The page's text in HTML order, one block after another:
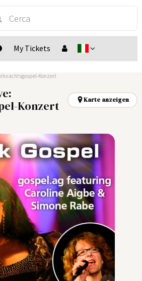
My Tickets
Konzert
Konzert
Karte anzeigen